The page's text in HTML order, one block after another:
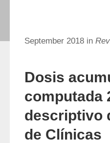
September 2018 in
Dosis
computada
descriptivo
de Clínicas